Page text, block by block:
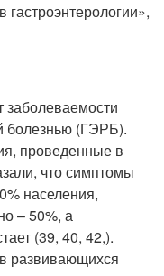
заболеваемости
болезнью (ГЭРБ).
проведенные в
что симптомы
населения,
– 50%, а
(39, 40, 42,).
развивающихся